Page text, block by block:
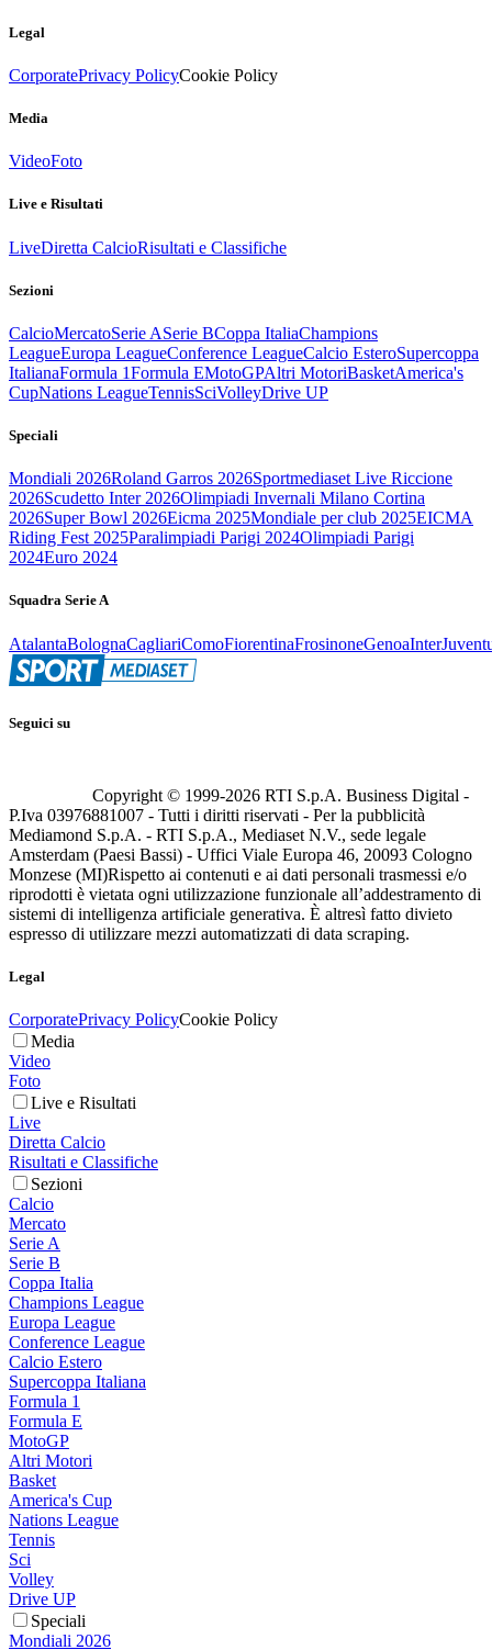
Legal
CorporatePrivacy PolicyCookie Policy
Media
VideoFoto
Live e Risultati
LiveDiretta CalcioRisultati e Classifiche
Sezioni
CalcioMercatoSerie ASerie BCoppa ItaliaChampions
LeagueEuropa LeagueConference LeagueCalcio EsteroSupercoppa
ItalianaFormula 1Formula EMotoGPAltri MotoriBasketAmerica's
CupNations LeagueTennisSciVolleyDrive UP
Speciali
Mondiali 2026Roland Garros 2026Sportmediaset Live Riccione
2026Scudetto Inter 2026Olimpiadi Invernali Milano Cortina
2026Super Bowl 2026Eicma 2025Mondiale per club 2025EICMA
Riding Fest 2025Paralimpiadi Parigi 2024Olimpiadi Parigi
2024Euro 2024
Squadra Serie A
AtalantaBolognaCagliariComoFiorentinaFrosinoneGenoaInter
Seguici su
Copyright © 1999-2026 RTI S.p.A. Business Digital -
P.Iva 03976881007 - Tutti i diritti riservati - Per la pubblicità
Mediamond S.p.A. - RTI S.p.A., Mediaset N.V., sede legale
Amsterdam (Paesi Bassi) - Uffici Viale Europa 46, 20093 Cologno
Monzese (MI)Rispetto ai contenuti e ai dati personali trasmessi e/o
riprodotti è vietata ogni utilizzazione funzionale all’addestramento di
sistemi di intelligenza artificiale generativa. È altresì fatto divieto
espresso di utilizzare mezzi automatizzati di data scraping.
Legal
CorporatePrivacy PolicyCookie Policy
Media
Video
Foto
Live e Risultati
Live
Diretta Calcio
Risultati e Classifiche
Sezioni
Calcio
Mercato
Serie A
Serie B
Coppa Italia
Champions League
Europa League
Conference League
Calcio Estero
Supercoppa Italiana
Formula 1
Formula E
MotoGP
Altri Motori
Basket
America's Cup
Nations League
Tennis
Sci
Volley
Drive UP
Speciali
Mondiali 2026